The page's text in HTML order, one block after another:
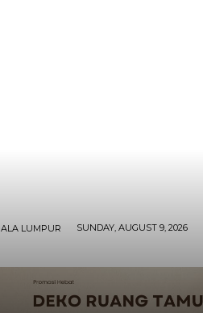
LUMPUR SUNDAY, AUGUST 9, 2026